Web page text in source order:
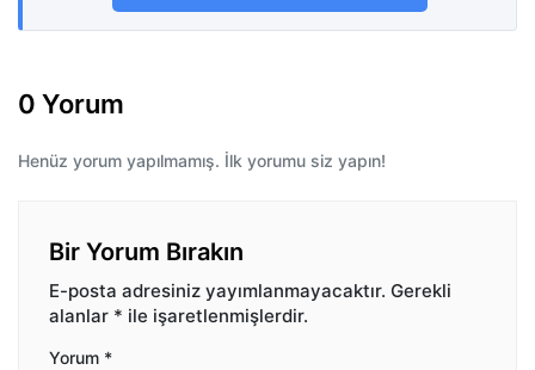
0 Yorum
Henüz yorum yapılmamış. İlk yorumu siz yapın!
Bir Yorum Bırakın
E-posta adresiniz yayımlanmayacaktır. Gerekli
alanlar * ile işaretlenmişlerdir.
Yorum *